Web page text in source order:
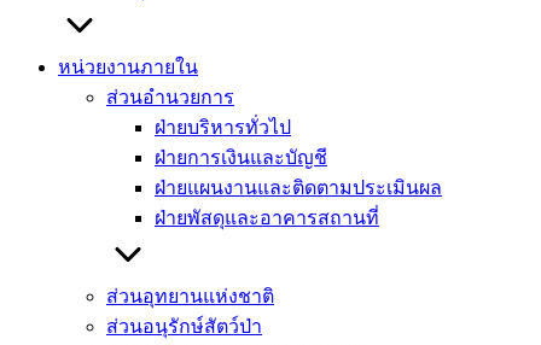
หน่วยงานภายใน
ส่วนอำนวยการ
ฝ่ายบริหารทั่วไป
ฝ่ายการเงินและบัญชี
ฝ่ายแผนงานและติดตามประเมินผล
ฝ่ายพัสดุและอาคารสถานที่
ส่วนอุทยานแห่งชาติ
ส่วนอนุรักษ์สัตว์ป่า